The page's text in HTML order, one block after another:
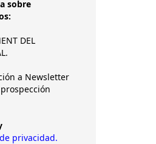
sobre
DEL
a Newsletter
privacidad.